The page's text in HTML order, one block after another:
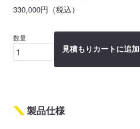
330,000円（税込）
数量
見積もりカートに追加
製品仕様